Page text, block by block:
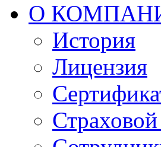
О
История
Лицензия